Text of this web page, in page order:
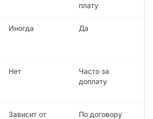
плату
Иногда Да
Нет
Часто за
доплату
Зависит от
По договору